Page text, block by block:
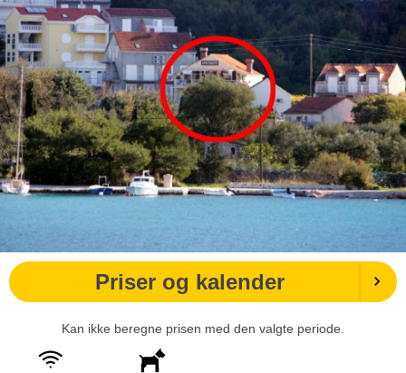
Priser og kalender
Kan ikke beregne prisen med den valgte periode.